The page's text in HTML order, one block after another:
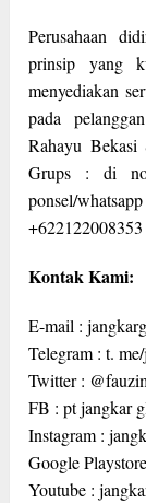
Perusahaan
prinsip yang
menyediakan
pada
Rahayu
Grups : di no
ponsel/
+622122008353
Kontak Kami:
E-mail :
Telegram : t.
Twitter :
FB : pt jangkar
Instagram :
Google
Youtube :